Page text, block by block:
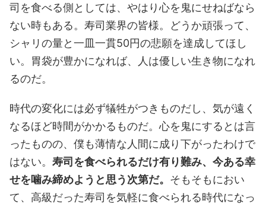
司を食べる側としては、やはり心を鬼にせねばなら
ない時もある。寿司業界の皆様。どうか頑張って、
シャリの量と一皿一貫50円の悲願を達成してほし
い。胃袋が豊かになれば、人は優しい生き物になれ
るのだ。
時代の変化には必ず犠牲がつきものだし、気が遠く
なるほど時間がかかるものだ。心を鬼にするとは言
ったものの、僕も薄情な人間に成り下がったわけで
はない。 寿司を食べられるだけ有り難み、今ある幸
せを噛み締めようと思う次第だ。 そもそもにおい
て、高級だった寿司を気軽に食べられる時代になっ